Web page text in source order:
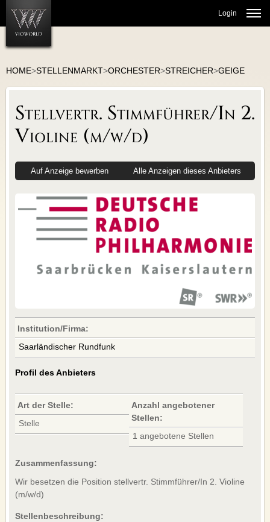
Login
STELLENMARKT
THEATERJOBS
GESANG/CHÖRE
BALLETT/TANZ
MUSIKERMARKT
INSTRUMENTE
MUSIKER SUCHT MUSIKER
BÜCHER/NOTEN
COMMUNITY
VIO-BLOG
FERMATE
UNSERE LEISTUNGEN
WERBEBANNER
KONTAKT
IMPRESSUM
HOME>STELLENMARKT>ORCHESTER>STREICHER>GEIGE
Stellvertr. Stimmführer/In 2.
Violine (m/w/d)
Auf Anzeige bewerben Alle Anzeigen dieses Anbieters
Institution/Firma:
Saarländischer Rundfunk
Profil des Anbieters
Art der Stelle:
Stelle
Anzahl angebotener
Stellen:
1 angebotene Stellen
Zusammenfassung:
Wir besetzen die Position stellvertr. Stimmführer/In 2. Violine
(m/w/d)
Stellenbeschreibung: